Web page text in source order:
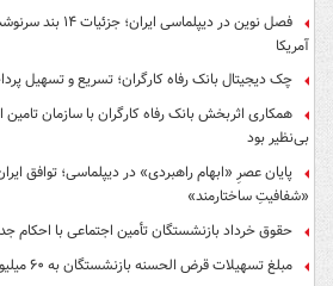
فصل نوین در
آمریکا
چک دیجیتال بانک رفاه کارگران؛ تسریع و تسهیل
همکاری اثربخش بانک رفاه کارگران با سازمان
بی‌نظیر بود
پایان عصرِ «ابهام راهبردی» در دیپلماسی؛ توافق
«شفافیتِ ساختارمند»
حقوق خرداد بازنشستگان تأمین اجتماعی با احکام
مبلغ تسهیلات قرض الحسنه بازنشستگان به ۶۰ میلیون تومان افزایش یافت